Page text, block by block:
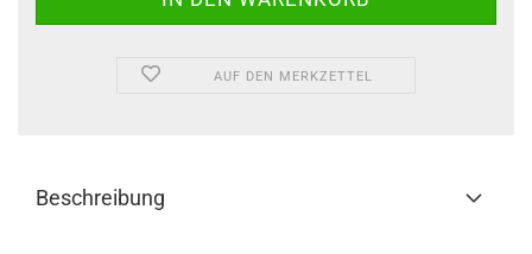
AUF DEN MERKZETTEL
Beschreibung